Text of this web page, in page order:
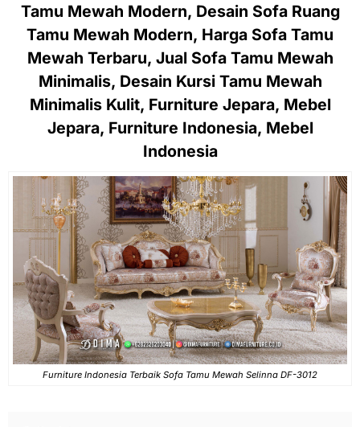
Tamu Mewah Modern, Desain Sofa Ruang
Tamu Mewah Modern, Harga Sofa Tamu
Mewah Terbaru, Jual Sofa Tamu Mewah
Minimalis, Desain Kursi Tamu Mewah
Minimalis Kulit, Furniture Jepara, Mebel
Jepara, Furniture Indonesia, Mebel
Indonesia
Furniture Indonesia Terbaik Sofa Tamu Mewah Selinna DF-3012